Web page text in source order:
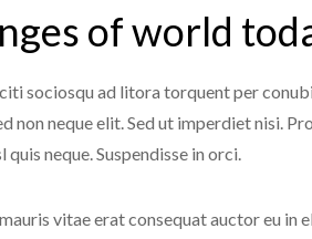
of world
sociosqu ad litora torquent per
non neque elit. Sed ut imperdiet nisi.
neque. Suspendisse in orci.
vitae erat consequat auctor eu